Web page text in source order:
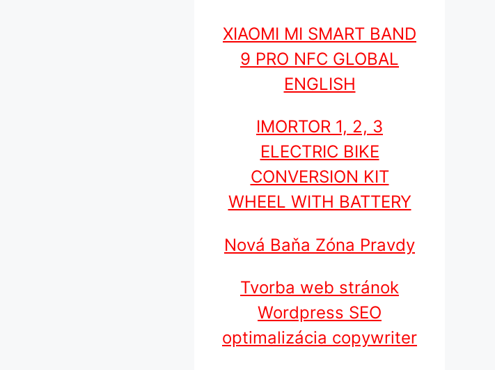
XIAOMI MI SMART BAND
9 PRO NFC GLOBAL
ENGLISH
IMORTOR 1, 2, 3
ELECTRIC BIKE
CONVERSION KIT
WHEEL WITH BATTERY
Nová Baňa Zóna Pravdy
Tvorba web stránok
Wordpress SEO
optimalizácia copywriter